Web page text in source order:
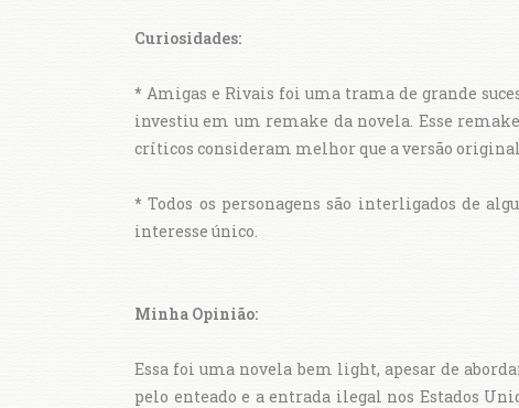
Curiosidades:
* Amigas e Rivais foi uma trama de grande
investiu em um remake da novela. Esse
críticos consideram melhor que a versão
* Todos os personagens são interligados de
interesse único.
Minha Opinião:
Essa foi uma novela bem light, apesar de
pelo enteado e a entrada ilegal nos Estados